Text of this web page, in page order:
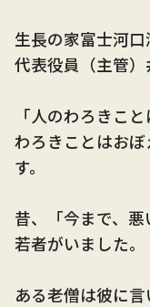
生長の家富士河
代表役員（主管
「人のわろきこ
わろきことはお
す。
昔、「今まで、
若者がいました。
ある老僧は彼に